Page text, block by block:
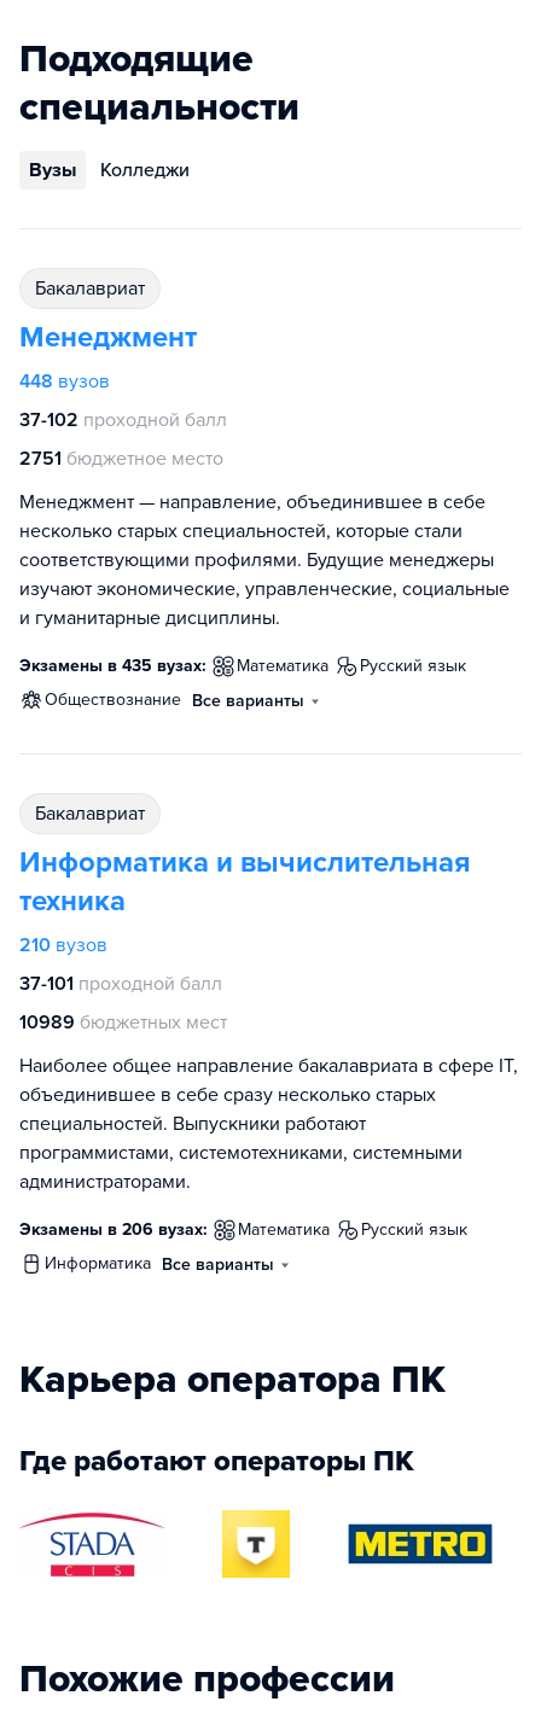
Подходящие
специальности
Вузы Колледжи
бакалавриат
Менеджмент
448 вузов
37-102 проходной балл
2751 бюджетное место
Менеджмент — направление, объединившее в себе
несколько старых специальностей, которые стали
соответствующими профилями. Будущие менеджеры
изучают экономические, управленческие, социальные
и гуманитарные дисциплины.
Экзамены в 435 вузах: математика
русский язык
обществознание Все варианты
бакалавриат
Информатика и вычислительная
техника
210 вузов
37-101 проходной балл
10989 бюджетных мест
Наиболее общее направление бакалавриата в сфере IT,
объединившее в себе сразу несколько старых
специальностей. Выпускники работают
программистами, системотехниками, системными
администраторами.
Экзамены в 206 вузах: математика
русский язык
информатика Все варианты
Карьера оператора ПК
Где работают операторы ПК
Похожие профессии